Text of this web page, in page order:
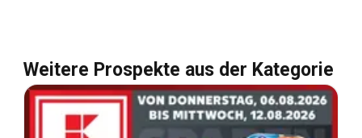
Weitere Prospekte aus der Kategorie